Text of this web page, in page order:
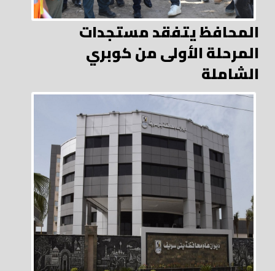
المحافظ يتفقد مستجدات
المرحلة الأولى من كوبري
الشاملة